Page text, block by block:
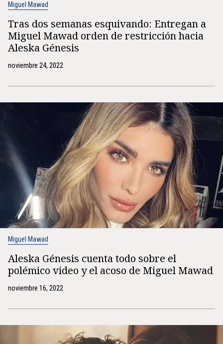
Miguel Mawad
Tras dos semanas esquivando: Entregan a
Miguel Mawad orden de restricción hacia
Aleska Génesis
noviembre 24, 2022
Miguel Mawad
Aleska Génesis cuenta todo sobre el
polémico video y el acoso de Miguel Mawad
noviembre 16, 2022